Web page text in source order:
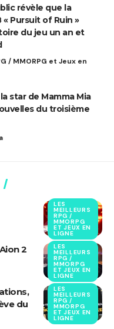
révèle que la
« Pursuit of Ruin »
du jeu un an et
/ MMORPG et Jeux en
star de Mamma Mia
du troisième
LES
MEILLEURS
RPG /
MMORPG
ET JEUX EN
LIGNE
LES
MEILLEURS
RPG /
MMORPG
ET JEUX EN
LIGNE
2
LES
MEILLEURS
RPG /
MMORPG
ET JEUX EN
LIGNE
du